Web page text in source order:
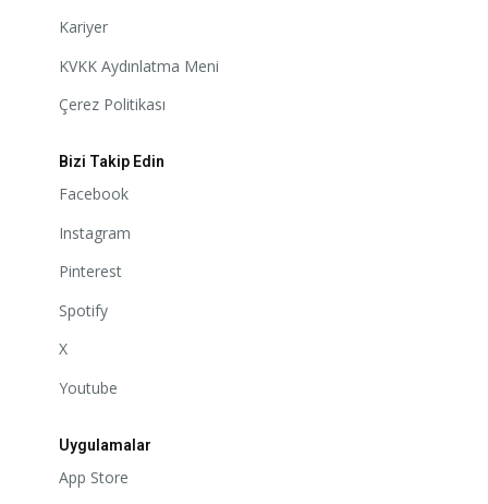
Kariyer
KVKK Aydınlatma Meni
Çerez Politikası
Bizi Takip Edin
Facebook
Instagram
Pinterest
Spotify
X
Youtube
Uygulamalar
App Store